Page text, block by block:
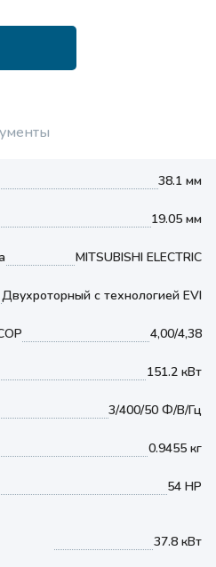
38.1 мм
19.05 мм
MITSUBISHI ELECTRIC
Двухроторный с технологией EVI
4,00/4,38
151.2 кВт
3/400/50 Ф/В/Гц
0.9455 кг
54 HP
37.8 кВт